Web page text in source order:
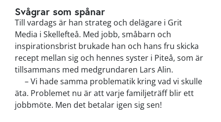
Svågrar som spånar
Till vardags är han strateg och delägare i Grit
Media i Skellefteå. Med jobb, småbarn och
inspirationsbrist brukade han och hans fru skicka
recept mellan sig och hennes syster i Piteå, som är
tillsammans med medgrundaren Lars Alin.
–Vi hade samma problematik kring vad vi skulle
äta. Problemet nu är att varje familjeträff blir ett
jobbmöte. Men det betalar igen sig sen!